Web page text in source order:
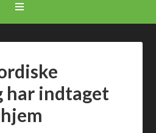
har indtaget